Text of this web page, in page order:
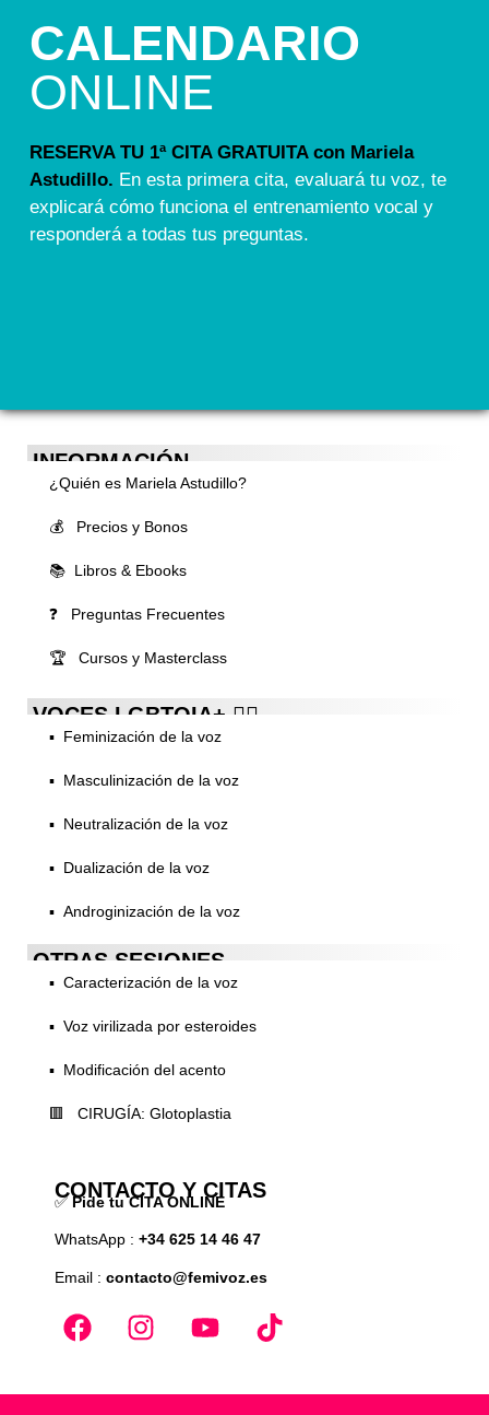
CALENDARIO
ONLINE
RESERVA TU 1ª CITA GRATUITA con Mariela
Astudillo. En esta primera cita, evaluará tu voz, te
explicará cómo funciona el entrenamiento vocal y
responderá a todas tus preguntas.
INFORMACIÓN
¿Quién es Mariela Astudillo?
💰 Precios y Bonos
📚 Libros & Ebooks
❓ Preguntas Frecuentes
🏆 Cursos y Masterclass
VOCES LGBTQIA+ 🏳️‍🌈
▪️ Feminización de la voz
▪️ Masculinización de la voz
▪️ Neutralización de la voz
▪️ Dualización de la voz
▪️ Androginización de la voz
OTRAS SESIONES
▪️ Caracterización de la voz
▪️ Voz virilizada por esteroides
▪️ Modificación del acento
🟥 CIRUGÍA: Glotoplastia
CONTACTO Y CITAS
✅Pide tu CITA ONLINE
WhatsApp : +34 625 14 46 47
Email : contacto@femivoz.es